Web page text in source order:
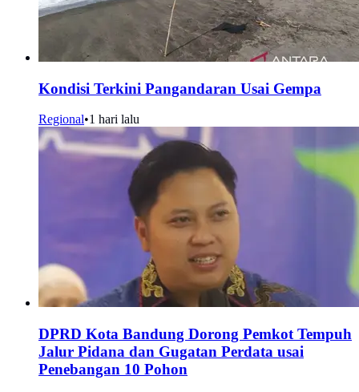
Kondisi Terkini Pangandaran Usai Gempa
Regional•1 hari lalu
DPRD Kota Bandung Dorong Pemkot Tempuh
Jalur Pidana dan Gugatan Perdata usai
Penebangan 10 Pohon